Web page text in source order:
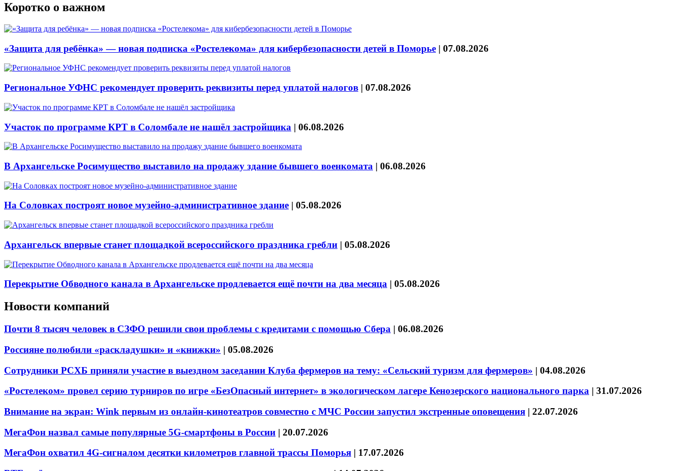
Коротко о важном
«Защита для ребёнка» — новая подписка «Ростелекома» для кибербезопасности детей в Поморье | 07.08.2026
Региональное УФНС рекомендует проверить реквизиты перед уплатой налогов | 07.08.2026
Участок по программе КРТ в Соломбале не нашёл застройщика | 06.08.2026
В Архангельске Росимущество выставило на продажу здание бывшего военкомата | 06.08.2026
На Соловках построят новое музейно-административное здание | 05.08.2026
Архангельск впервые станет площадкой всероссийского праздника гребли | 05.08.2026
Перекрытие Обводного канала в Архангельске продлевается ещё почти на два месяца | 05.08.2026
Новости компаний
Почти 8 тысяч человек в СЗФО решили свои проблемы с кредитами с помощью Сбера | 06.08.2026
Россияне полюбили «раскладушки» и «книжки» | 05.08.2026
Сотрудники РСХБ приняли участие в выездном заседании Клуба фермеров на тему: «Сельский туризм для фермеров» | 04.08.2026
«Ростелеком» провел серию турниров по игре «БезОпасный интернет» в экологическом лагере Кенозерского национального парка | 31.07.2026
Внимание на экран: Wink первым из онлайн-кинотеатров совместно с МЧС России запустил экстренные оповещения | 22.07.2026
МегаФон назвал самые популярные 5G-смартфоны в России | 20.07.2026
МегаФон охватил 4G-сигналом десятки километров главной трассы Поморья | 17.07.2026